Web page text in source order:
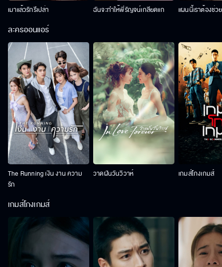
เมาแล้วรักรึเปล่า ฉันจะทำให้พี่รัญจน์เกลียดแก แผนนี้เราต้องช่ว
ละครออนแอร์
The Running เงิน งาน ความ
รัก
วาดฝันวันวิวาห์ เกมส์โกงเกมส์
เกมส์โกงเกมส์